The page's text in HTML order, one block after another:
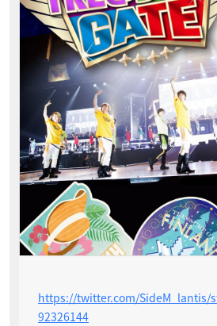
https://twitter.com/SideM_lantis/
92326144